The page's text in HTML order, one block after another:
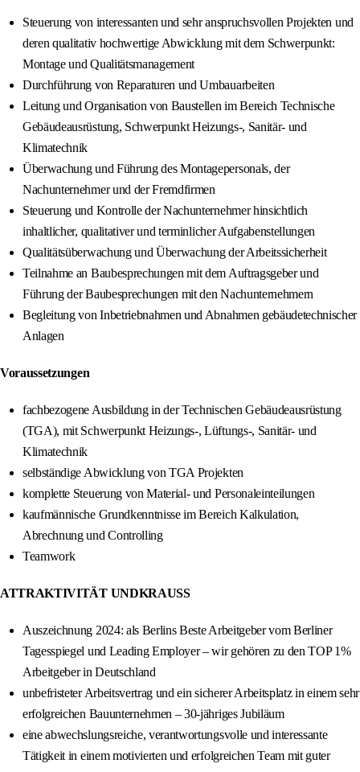
Steuerung von interessanten und sehr anspruchsvollen Projekten und
deren qualitativ hochwertige Abwicklung mit dem Schwerpunkt:
Montage und Qualitätsmanagement
Durchführung von Reparaturen und Umbauarbeiten
Leitung und Organisation von Baustellen im Bereich Technische
Gebäudeausrüstung, Schwerpunkt Heizungs-, Sanitär- und
Klimatechnik
Überwachung und Führung des Montagepersonals, der
Nachunternehmer und der Fremdfirmen
Steuerung und Kontrolle der Nachunternehmer hinsichtlich
inhaltlicher, qualitativer und terminlicher Aufgabenstellungen
Qualitätsüberwachung und Überwachung der Arbeitssicherheit
Teilnahme an Baubesprechungen mit dem Auftragsgeber und
Führung der Baubesprechungen mit den Nachunternehmern
Begleitung von Inbetriebnahmen und Abnahmen gebäudetechnischer
Anlagen
Voraussetzungen
fachbezogene Ausbildung in der Technischen Gebäudeausrüstung
(TGA), mit Schwerpunkt Heizungs-, Lüftungs-, Sanitär- und
Klimatechnik
selbständige Abwicklung von TGA Projekten
komplette Steuerung von Material- und Personaleinteilungen
kaufmännische Grundkenntnisse im Bereich Kalkulation,
Abrechnung und Controlling
Teamwork
ATTRAKTIVITÄT UNDKRAUSS
Auszeichnung 2024: als Berlins Beste Arbeitgeber vom Berliner
Tagesspiegel und Leading Employer – wir gehören zu den TOP 1%
Arbeitgeber in Deutschland
unbefristeter Arbeitsvertrag und ein sicherer Arbeitsplatz in einem sehr
erfolgreichen Bauunternehmen – 30-jähriges Jubiläum
eine abwechslungsreiche, verantwortungsvolle und interessante
Tätigkeit in einem motivierten und erfolgreichen Team mit guter